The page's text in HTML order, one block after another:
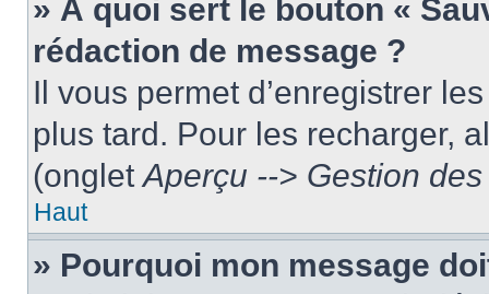
» À quoi sert le bouton «
rédaction de message ?
Il vous permet d’enregistrer
plus tard. Pour les recharger,
(ongletAperçu --> Gestion
Haut
» Pourquoi mon message